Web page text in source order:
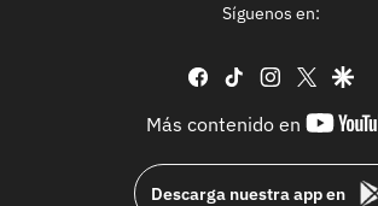
Síguenos en:
facebook
tiktok instagram
twitter
Más contenido en
Descarga nuestra app en